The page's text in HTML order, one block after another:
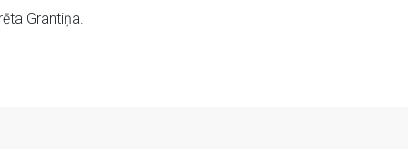
Grantiņa.